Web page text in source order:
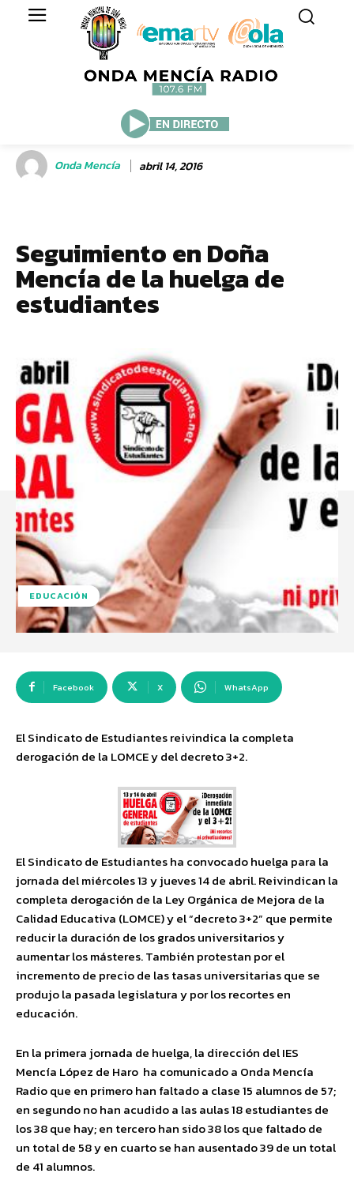
Onda Mencía abril 14, 2016
Seguimiento en Doña
Mencía de la huelga de
estudiantes
EDUCACIÓN
Facebook X WhatsApp
El Sindicato de Estudiantes reivindica la completa
derogación de la LOMCE y del decreto 3+2.
El Sindicato de Estudiantes ha convocado huelga para la
jornada del miércoles 13 y jueves 14 de abril. Reivindican la
completa derogación de la Ley Orgánica de Mejora de la
Calidad Educativa (LOMCE) y el “decreto 3+2” que permite
reducir la duración de los grados universitarios y
aumentar los másteres. También protestan por el
incremento de precio de las tasas universitarias que se
produjo la pasada legislatura y por los recortes en
educación.
En la primera jornada de huelga, la dirección del IES
Mencía López de Haro ha comunicado a Onda Mencía
Radio que en primero han faltado a clase 15 alumnos de 57;
en segundo no han acudido a las aulas 18 estudiantes de
los 38 que hay; en tercero han sido 38 los que faltado de
un total de 58 y en cuarto se han ausentado 39 de un total
de 41 alumnos.